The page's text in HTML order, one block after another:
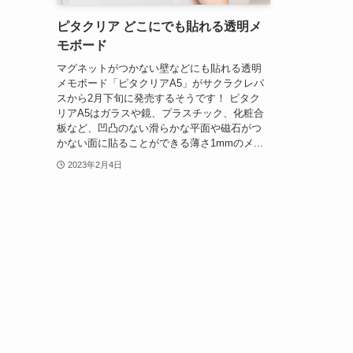
ピタクリア どこにでも貼れる透明メ
モボード
マグネットがつかない壁などにも貼れる透明
メモボード「ピタクリアA5」がサクラクレパ
スから2月下旬に発売するそうです！ ピタク
リアA5はガラスや鏡、プラスチック、化粧合
板など、凹凸のない滑らかな平面や磁石がつ
かない面に貼ることができる薄さ1mmのメ...
2023年2月4日